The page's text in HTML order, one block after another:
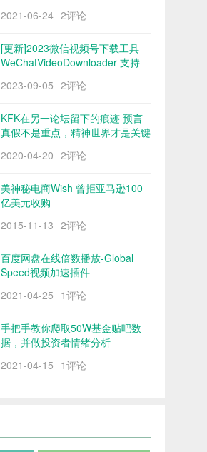
2021-06-24 2评论
[更新]2023微信视频号下载工具
WeChatVideoDownloader 支持
2023-09-05 2评论
KFK在另一论坛留下的痕迹 预言
真假不是重点，精神世界才是关键
2020-04-20 2评论
美神秘电商Wish 曾拒亚马逊100
亿美元收购
2015-11-13 2评论
百度网盘在线倍数播放-Global
Speed视频加速插件
2021-04-25 1评论
手把手教你爬取50W基金贴吧数
据，并做投资者情绪分析
2021-04-15 1评论